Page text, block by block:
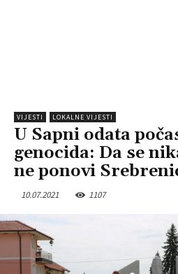
VIJESTI LOKALNE VIJESTI
U Sapni odata
genocida: Da se
ne ponovi
10.07.2021 1107